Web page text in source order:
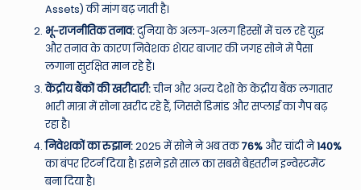
Assets) की मांग बढ़ जाती है।
भू-राजनीतिक तनाव:दुनिया के अलग-अलग हिस्सों में चल रहे युद्ध
और तनाव के कारण निवेशक शेयर बाजार की जगह सोने में पैसा
लगाना सुरक्षित मान रहे हैं।
केंद्रीय बैंकों की खरीदारी:चीन और अन्य देशों के केंद्रीय बैंक लगातार
भारी मात्रा में सोना खरीद रहे हैं, जिससे डिमांड और सप्लाई का गैप बढ़
रहा है।
निवेशकों का रुझान:2025 में सोने ने अब तक76% और चांदी ने140%
का बंपर रिटर्न दिया है। इसने इसे साल का सबसे बेहतरीन इन्वेस्टमेंट
बना दिया है।